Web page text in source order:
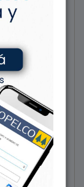
de nuestro